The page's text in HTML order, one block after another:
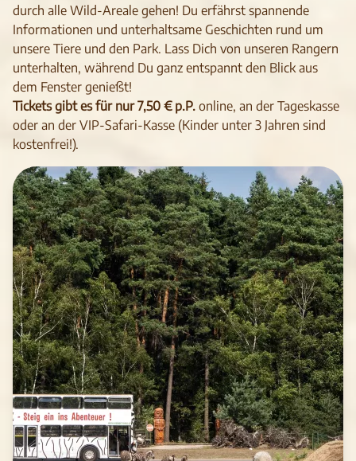
durch alle Wild-Areale gehen! Du erfährst spannende
Informationen und unterhaltsame Geschichten rund um
unsere Tiere und den Park. Lass Dich von unseren Rangern
unterhalten, während Du ganz entspannt den Blick aus
dem Fenster genießt!
Tickets gibt es für nur 7,50 € p.P. online, an der Tageskasse
oder an der VIP-Safari-Kasse (Kinder unter 3 Jahren sind
kostenfrei!).